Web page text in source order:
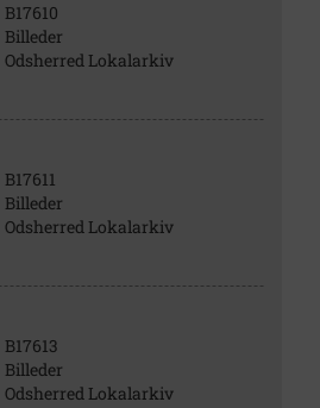
B17610
Billeder
Odsherred Lokalarkiv
B17611
Billeder
Odsherred Lokalarkiv
B17613
Billeder
Odsherred Lokalarkiv